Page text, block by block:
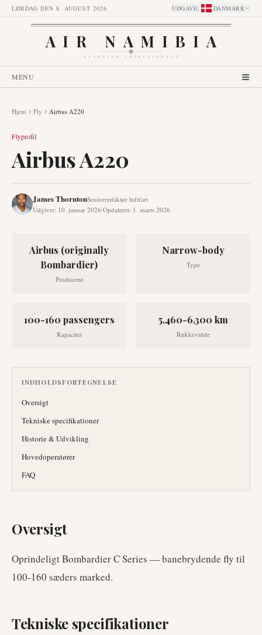
LØRDAG DEN 8. AUGUST 2026 UDGAVE: DANMARK
AIR NAMIBIA
AVIATION INTELLIGENCE
MENU
Hjem Fly Airbus A220
Flyprofil
Airbus A220
James ThorntonSeniorredaktør luftfart
Udgivet: 10. januar 2026·Opdateret: 1. marts 2026
Airbus (originally
Bombardier)
Producent
Narrow-body
Type
100-160 passengers
Kapacitet
5,460-6,300 km
Rækkevidde
INDHOLDSFORTEGNELSE
Oversigt
Tekniske specifikationer
Historie & Udvikling
Hovedoperatører
FAQ
Oversigt
Oprindeligt Bombardier C Series — banebrydende fly til
100-160 sæders marked.
Tekniske specifikationer